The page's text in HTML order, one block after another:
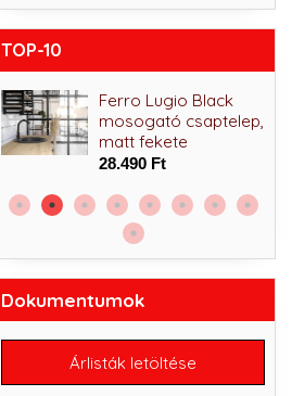
TOP-10
Ferro Lugio Black
mosogató csaptelep,
matt fekete
28.490 Ft
Dokumentumok
Árlisták letöltése